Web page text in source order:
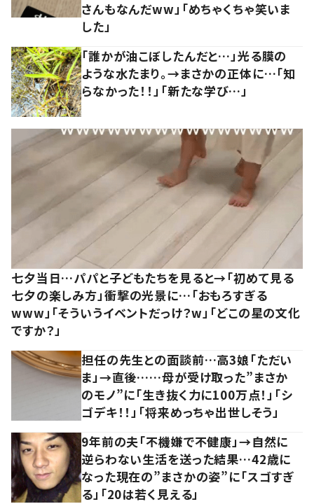
さんもなんだww」「めちゃくちゃ笑いま
した」
「誰かが油こぼしたんだと…」光る膜の
ような水たまり。→まさかの正体に…「知
らなかった！！」「新たな学び…」
七夕当日…パパと子どもたちを見ると→「初めて見る
七夕の楽しみ方」衝撃の光景に…「おもろすぎる
www」「そういうイベントだっけ？w」「どこの星の文化
ですか？」
担任の先生との面談前…高3娘「ただい
ま」→直後……母が受け取った”まさか
のモノ”に「生き抜く力に100万点！」「シ
ゴデキ！！」「将来めっちゃ出世しそう」
9年前の夫「不機嫌で不健康」→自然に
逆らわない生活を送った結果…42歳に
なった現在の”まさかの姿”に「スゴすぎ
る」「20は若く見える」